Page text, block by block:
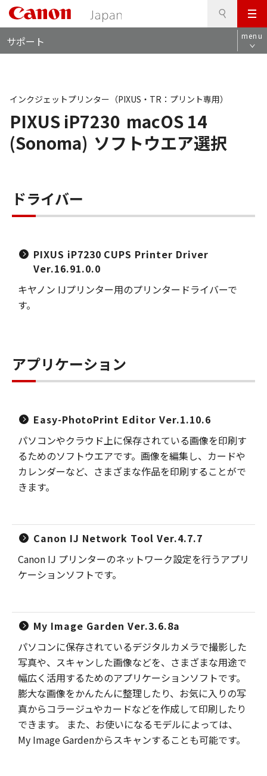
メ
ニ
ュ
サポート menu
PIXUS iP7230 macOS 14
(Sonoma) ソフトウエア選択
インクジェットプリンター（PIXUS・TR：プリント専用）
ドライバー
PIXUS iP7230 CUPS Printer Driver
Ver.16.91.0.0
キヤノン IJプリンター用のプリンタードライバーで
す。
アプリケーション
Easy-PhotoPrint Editor Ver.1.10.6
パソコンやクラウド上に保存されている画像を印刷す
るためのソフトウエアです。画像を編集し、カードや
カレンダーなど、さまざまな作品を印刷することがで
きます。
Canon IJ Network Tool Ver.4.7.7
Canon IJ プリンターのネットワーク設定を行うアプリ
ケーションソフトです。
My Image Garden Ver.3.6.8a
パソコンに保存されているデジタルカメラで撮影した
写真や、スキャンした画像などを、さまざまな用途で
幅広く活用するためのアプリケーションソフトです。
膨大な画像をかんたんに整理したり、お気に入りの写
真からコラージュやカードなどを作成して印刷したり
できます。 また、お使いになるモデルによっては、
My Image Gardenからスキャンすることも可能です。